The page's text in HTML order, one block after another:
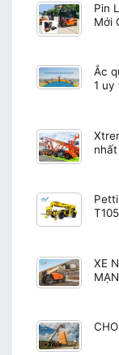
Pin
Mới
Ắc
1 uy
XE